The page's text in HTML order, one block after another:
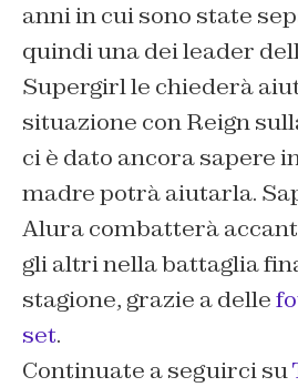
anni in cui sono state
quindi una dei leader
Supergirl le chiederà
situazione con Reign
ci è dato ancora sapere
madre potrà aiutarla.
Alura combatterà
gli altri nella battaglia
stagione, grazie a delle
set.
Continuate a seguirci su